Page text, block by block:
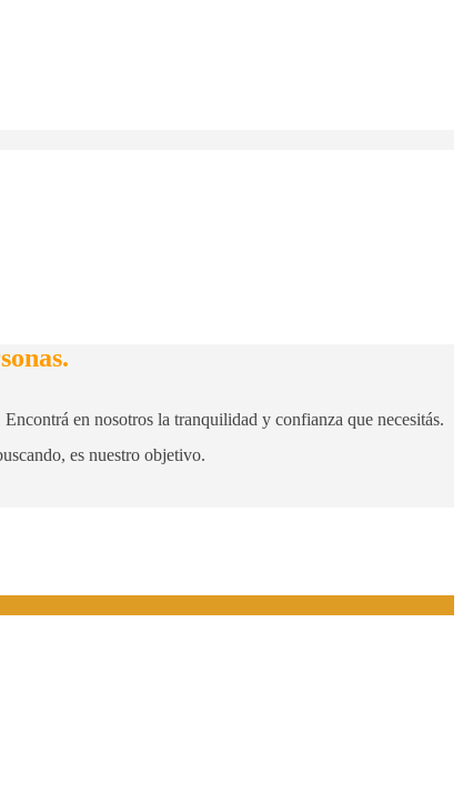
en nosotros la tranquilidad y confianza que necesitás.
es nuestro objetivo.